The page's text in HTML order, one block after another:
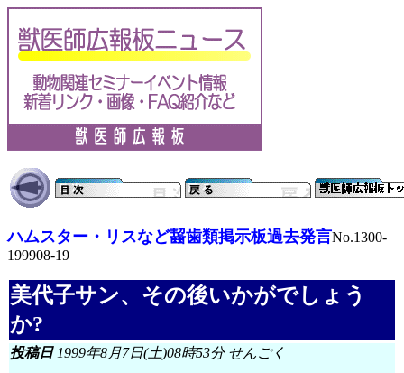
ハムスター・リスなど齧歯類掲示板過去発言No.1300-
199908-19
美代子サン、その後いかがでしょう
か?
投稿日1999年8月7日(土)08時53分 せんごく